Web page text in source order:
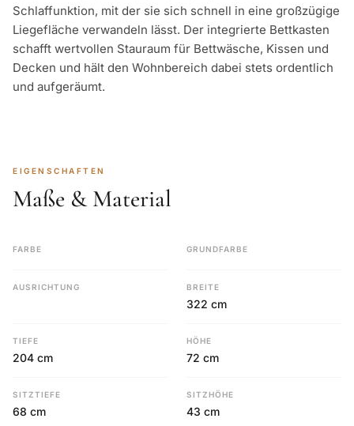
Schlaffunktion, mit der sie sich schnell in eine großzügige
Liegefläche verwandeln lässt. Der integrierte Bettkasten
schafft wertvollen Stauraum für Bettwäsche, Kissen und
Decken und hält den Wohnbereich dabei stets ordentlich
und aufgeräumt.
EIGENSCHAFTEN
Maße & Material
FARBE GRUNDFARBE
AUSRICHTUNG BREITE
322 cm
TIEFE
204 cm
HÖHE
72 cm
SITZTIEFE
68 cm
SITZHÖHE
43 cm